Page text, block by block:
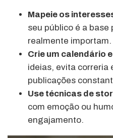
Mapeie os
seu público é a base
realmente importam.
Crie um calendário
ideias, evita correria
publicações
Use técnicas de
com emoção ou
engajamento.